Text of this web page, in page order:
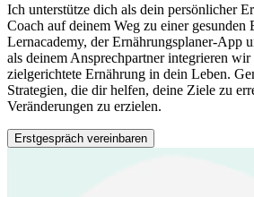
Ich unterstütze dich als dein persönlicher
Coach auf deinem Weg zu einer gesunden
Lernacademy, der Ernährungsplaner-App
als deinem Ansprechpartner integrieren wir
zielgerichtete Ernährung in dein Leben.
Strategien, die dir helfen, deine Ziele zu
Veränderungen zu erzielen.
Erstgespräch vereinbaren